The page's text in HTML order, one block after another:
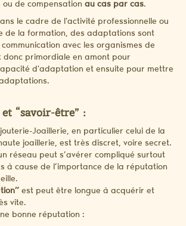
de compensation au cas par cas.
le cadre de l'activité professionnelle ou
de la formation, des adaptations sont
communication avec les organismes de
donc primordiale en amont pour
d'adaptation et ensuite pour mettre
“savoir-être” :
Joaillerie, en particulier celui de la
joaillerie, est très discret, voire secret.
réseau peut s’avérer compliqué surtout
à cause de l’importance de la réputation
est peut être longue à acquérir et
vite.
bonne réputation :